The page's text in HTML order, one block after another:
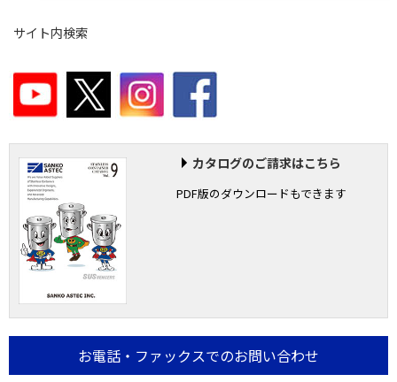
サイト内検索
カタログのご請求はこちら
PDF版のダウンロードもできます
お電話・ファックスでのお問い合わせ